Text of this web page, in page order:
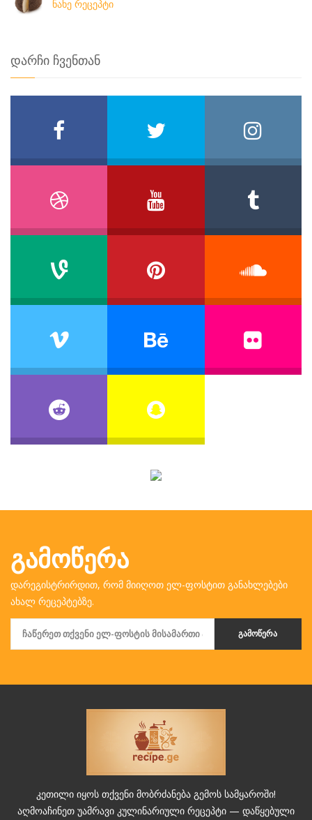
ნახე რეცეპტი
დარჩი ჩვენთან
ᲒᲐᲛᲝᲬᲔᲠᲐ
დარეგისტრირდით, რომ მიიღოთ ელ-ფოსტით განახლებები
ახალ რეცეპტებზე.
ᲒᲐᲛᲝᲬᲔᲠᲐ
კეთილი იყოს თქვენი მობრძანება გემოს სამყაროში!
აღმოაჩინეთ უამრავი კულინარიული რეცეპტი — დაწყებული